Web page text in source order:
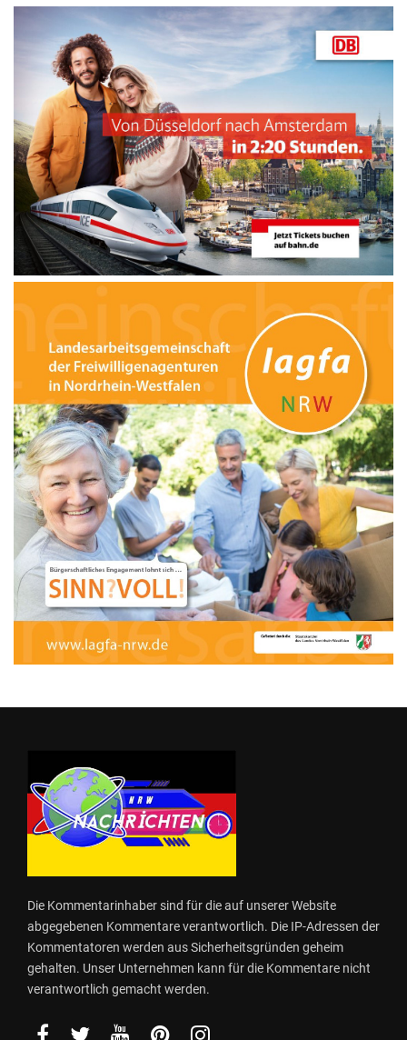
Die Kommentarinhaber sind für die auf unserer Website
abgegebenen Kommentare verantwortlich. Die IP-Adressen der
Kommentatoren werden aus Sicherheitsgründen geheim
gehalten. Unser Unternehmen kann für die Kommentare nicht
verantwortlich gemacht werden.